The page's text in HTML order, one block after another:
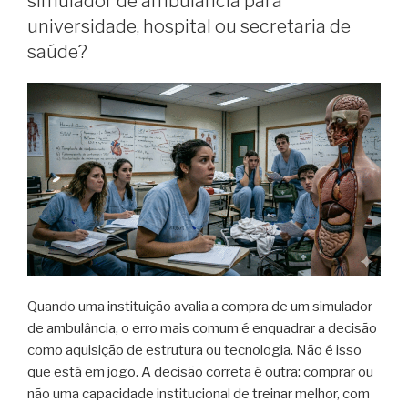
universidade, hospital ou secretaria de
saúde?
Quando uma instituição avalia a compra de um simulador
de ambulância, o erro mais comum é enquadrar a decisão
como aquisição de estrutura ou tecnologia. Não é isso
que está em jogo. A decisão correta é outra: comprar ou
não uma capacidade institucional de treinar melhor, com